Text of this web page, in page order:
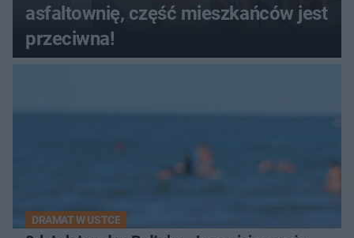
asfaltownię, część mieszkańców jest
przeciwna!
DRAMAT W USTCE